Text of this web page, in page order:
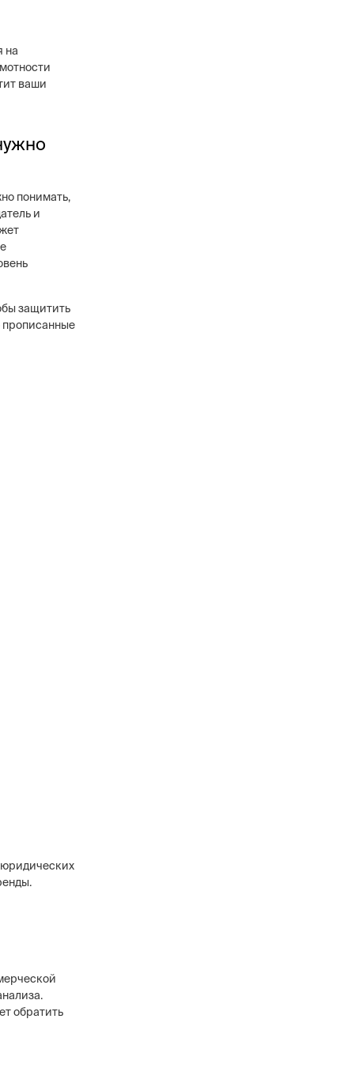
на
ваши
понимать,
и
защитить
прописанные
юридических
обратить